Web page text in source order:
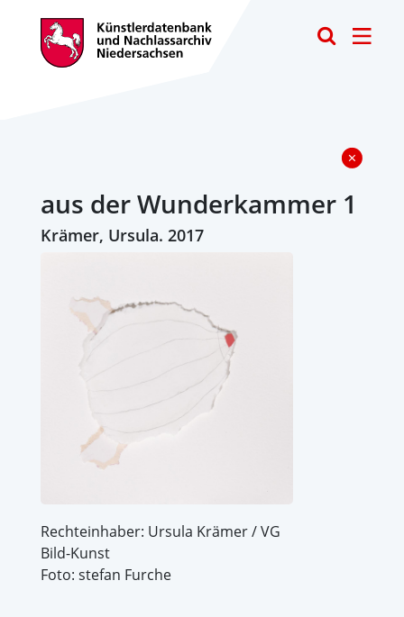
aus der Wunderkammer 1
Krämer, Ursula. 2017
Rechteinhaber: Ursula Krämer / VG
Bild-Kunst
Foto: stefan Furche